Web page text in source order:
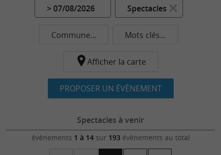
> 07/08/2026 Spectacles
Commune... Mots clés...
Afficher la carte
PROPOSER UN ÉVÈNEMENT
Spectacles à venir
évènements 1 à 14sur 193évènements au total